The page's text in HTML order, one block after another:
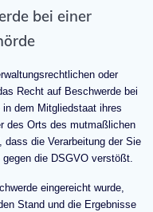
bei einer
oder
Recht auf Beschwerde bei
dem Mitgliedstaat ihres
des Orts des mutmaßlichen
die Verarbeitung der Sie
gegen die DSGVO verstößt.
eingereicht wurde,
Stand und die Ergebnisse